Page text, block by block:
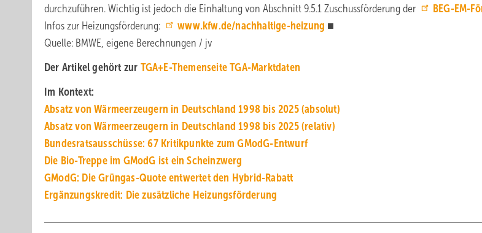
durchzuführen. Wichtig ist jedoch die Einhaltung von Abschnitt 9.5.1 Zuschussförderung der
BEG-EM-
Infos zur Heizungsförderung:
www.kfw.de/nachhaltige-heizung ■
Quelle: BMWE, eigene Berechnungen / jv
Der Artikel gehört zur TGA+E-Themenseite TGA-Marktdaten
Im Kontext:
Absatz von Wärmeerzeugern in Deutschland 1998 bis 2025 (absolut)
Absatz von Wärmeerzeugern in Deutschland 1998 bis 2025 (relativ)
Bundesratsausschüsse: 67 Kritikpunkte zum GModG-Entwurf
Die Bio-Treppe im GModG ist ein Scheinzwerg
GModG: Die Grüngas-Quote entwertet den Hybrid-Rabatt
Ergänzungskredit: Die zusätzliche Heizungsförderung